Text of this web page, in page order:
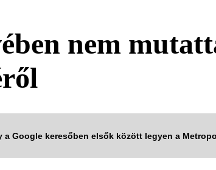
nem
a Google keresőben elsők között legyen a